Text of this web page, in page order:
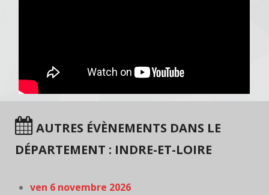
AUTRES ÉVÈNEMENTS DANS LE
DÉPARTEMENT : INDRE-ET-LOIRE
ven 6 novembre 2026